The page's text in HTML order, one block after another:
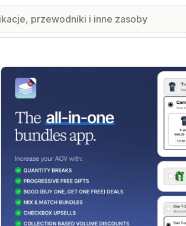
Wyróżnione obrazy w galerii